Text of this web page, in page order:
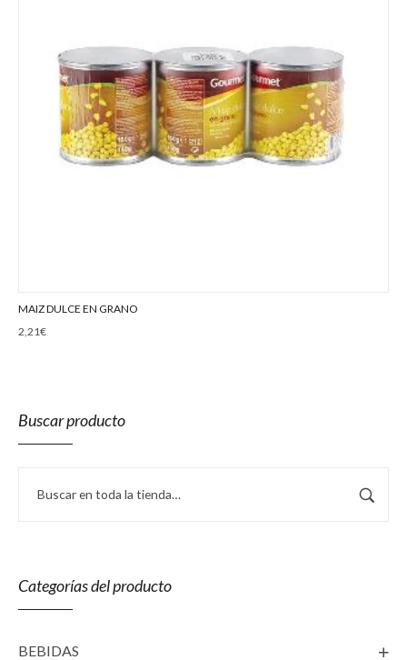
Buscar producto
Categorías del producto
BEBIDAS
MAIZ DULCE EN GRANO
2,21€